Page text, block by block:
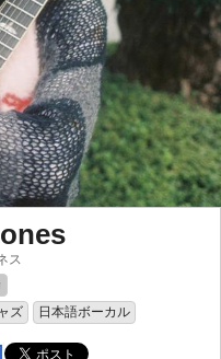
ス
ズ 日本語ボーカル